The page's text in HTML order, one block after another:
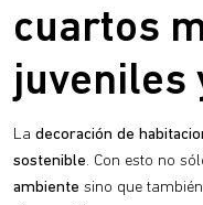
cuartos
juveniles
La decoración de
sostenible. Con esto no
ambiente sino que también